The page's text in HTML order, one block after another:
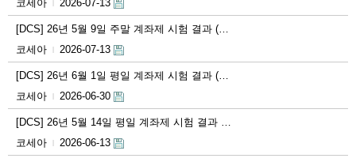
코세아
2026-07-13
[DCS] 26년 5월 9일 주말 계좌제 시험 결과 (…
코세아
2026-07-13
[DCS] 26년 6월 1일 평일 계좌제 시험 결과 (…
코세아
2026-06-30
[DCS] 26년 5월 14일 평일 계좌제 시험 결과 …
코세아
2026-06-13